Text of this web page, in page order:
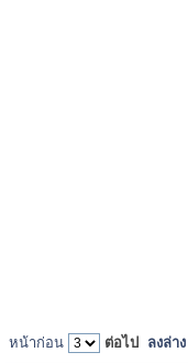
หน้าก่อน ต่อไป ลงล่าง